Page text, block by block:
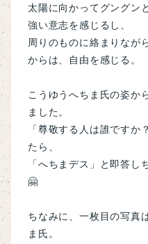
太陽に向かってグングン
強い意志を感じるし、
周りのものに絡まりなが
からは、自由を感じる。
こうゆうへちま氏の姿か
ました。
「尊敬する人は誰ですか
たら、
「へちまデス」と即答し
🤗
ちなみに、一枚目の写
ま氏。